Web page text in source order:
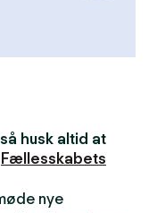
husk altid at
Fællesskabets
nye